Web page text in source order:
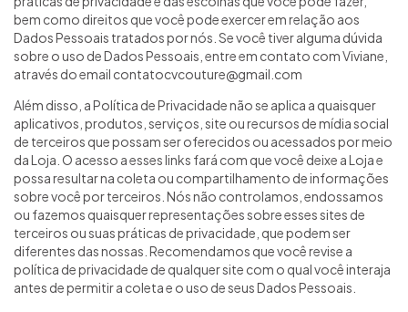
bem como direitos que você pode exercer em relação aos
Dados Pessoais tratados por nós. Se você tiver alguma dúvida
sobre o uso de Dados Pessoais, entre em contato com Viviane,
através do email contatocvcouture@gmail.com
Além disso, a Política de Privacidade não se aplica a quaisquer
aplicativos, produtos, serviços, site ou recursos de mídia social
de terceiros que possam ser oferecidos ou acessados por meio
da Loja. O acesso a esses links fará com que você deixe a Loja e
possa resultar na coleta ou compartilhamento de informações
sobre você por terceiros. Nós não controlamos, endossamos
ou fazemos quaisquer representações sobre esses sites de
terceiros ou suas práticas de privacidade, que podem ser
diferentes das nossas. Recomendamos que você revise a
política de privacidade de qualquer site com o qual você interaja
antes de permitir a coleta e o uso de seus Dados Pessoais.